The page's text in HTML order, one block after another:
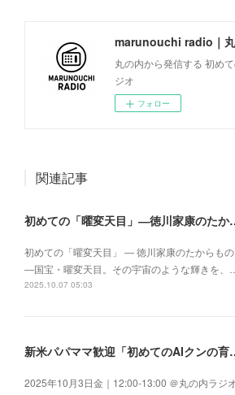
marunouchi radio｜
丸の内から発信する 初め
ジオ
フォロー
関連記事
初めての「曜
初めての「曜変天目」 ― 徳川家康のたからもの
―国宝・曜変天目。その宇宙のような輝きを、…
2025.10.07 05:03
新米パパママ
2025年10月3日金｜12:00-13:00 ＠丸の内ラジ